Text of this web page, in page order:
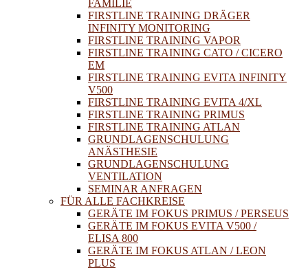
FAMILIE
FIRSTLINE TRAINING DRÄGER
INFINITY MONITORING
FIRSTLINE TRAINING VAPOR
FIRSTLINE TRAINING CATO / CICERO
EM
FIRSTLINE TRAINING EVITA INFINITY
V500
FIRSTLINE TRAINING EVITA 4/XL
FIRSTLINE TRAINING PRIMUS
FIRSTLINE TRAINING ATLAN
GRUNDLAGENSCHULUNG
ANÄSTHESIE
GRUNDLAGENSCHULUNG
VENTILATION
SEMINAR ANFRAGEN
FÜR ALLE FACHKREISE
GERÄTE IM FOKUS PRIMUS / PERSEUS
GERÄTE IM FOKUS EVITA V500 /
ELISA 800
GERÄTE IM FOKUS ATLAN / LEON
PLUS